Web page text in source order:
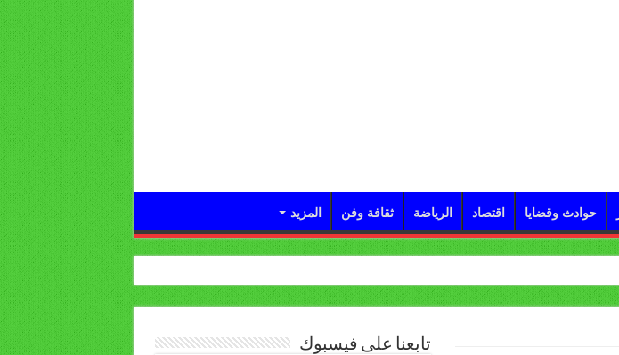
حوادث وقضايا اقتصاد الرياضة ثقافة وفن المزيد
تابعنا على فيسبوك